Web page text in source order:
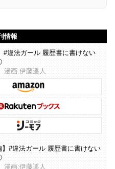
情報
#違法ガール 履歴書に書けない
画:伊藤遥人
】#違法ガール 履歴書に書けない
画:伊藤遥人